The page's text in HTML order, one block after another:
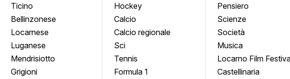
Ticino
Bellinzonese
Locarnese
Luganese
Mendrisiotto
Grigioni
Hockey
Calcio
Calcio regionale
Sci
Tennis
Formula 1
Pensiero
Scienze
Società
Musica
Locarno Film
Castellinaria